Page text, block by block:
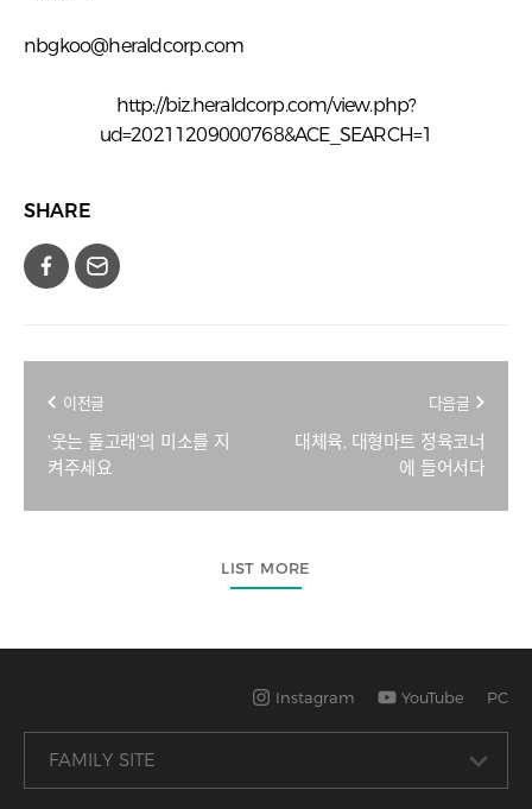
nbgkoo@heraldcorp.com
http://biz.heraldcorp.com/view.php?
ud=20211209000768&ACE_SEARCH=1
SHARE
이전글
'웃는 돌고래'의 미소를 지
켜주세요
다음글
대체육, 대형마트 정육코너
에 들어서다
LIST MORE
Instagram YouTube PC